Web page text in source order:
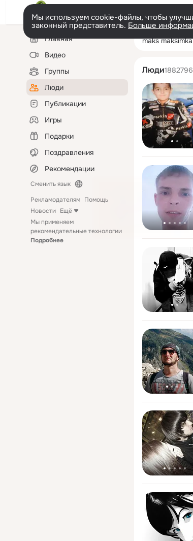
Мы используем cookie-файлы, чтобы
законный представитель. Больше
Левая
колонкаГлавная
Видео
Группы
Люди
Публикации
Игры
Подарки
Поздравления
Рекомендации
Сменить язык
Рекламодателям Помощь
Новости Ещё
Мы применяем
рекомендательные технологии
Подробнее
maks
Люди1882796